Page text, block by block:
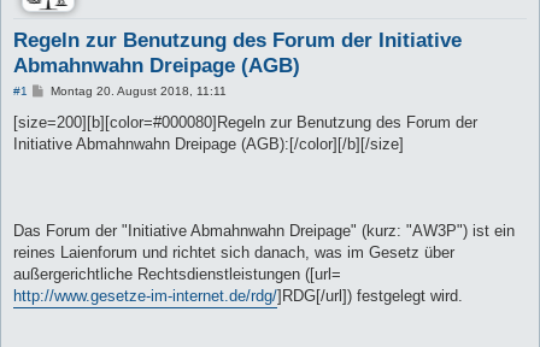
Regeln zur Benutzung des Forum der Initiative
Abmahnwahn Dreipage (AGB)
#1
B
i
r
Montag 20. August 2018, 11:11
[size=200][b][color=#000080]Regeln zur Benutzung des Forum der
Initiative Abmahnwahn Dreipage (AGB):[/color][/b][/size]
Das Forum der "Initiative Abmahnwahn Dreipage" (kurz: "AW3P") ist ein
reines Laienforum und richtet sich danach, was im Gesetz über
außergerichtliche Rechtsdienstleistungen ([url=
http://www.gesetze-im-internet.de/rdg/]RDG[/url]) festgelegt wird.